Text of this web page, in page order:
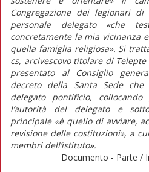
Congregazione dei legionari
personale delegato «che
concretamente la mia vicinanza
quella famiglia religiosa». Si
cs, arcivescovo titolare di
presentato al Consiglio
decreto della Santa Sede
delegato pontificio,
l’autorità del delegato e
principale «è quello di avviare,
revisione delle costituzioni», a
membri dell’istituto».
Documento - Parte /